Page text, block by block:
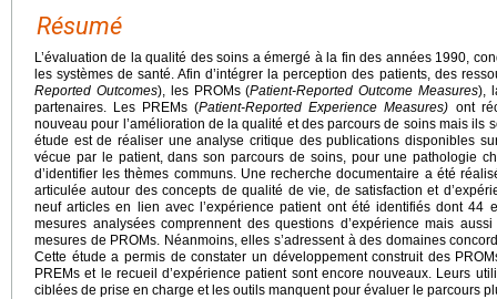
Résumé
L’évaluation de la qualité des soins a émergé à la fin des années 1990,
les systèmes de santé. Afin d’intégrer la perception des patients, des
Reported Outcomes), les PROMs (Patient-Reported Outcome Measures),
partenaires. Les PREMs (Patient-Reported Experience Measures) ont
nouveau pour l’amélioration de la qualité et des parcours de soins mais ils
étude est de réaliser une analyse critique des publications disponibles
vécue par le patient, dans son parcours de soins, pour une pathologie
d’identifier les thèmes communs. Une recherche documentaire a été
articulée autour des concepts de qualité de vie, de satisfaction et
neuf articles en lien avec l’expérience patient ont été identifiés dont 44
mesures analysées comprennent des questions d’expérience mais
mesures de PROMs. Néanmoins, elles s’adressent à des domaines
Cette étude a permis de constater un développement construit des
PREMs et le recueil d’expérience patient sont encore nouveaux. Leurs
ciblées de prise en charge et les outils manquent pour évaluer le parcours